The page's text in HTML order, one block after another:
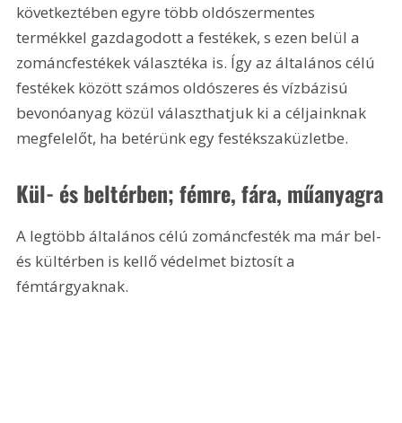
következtében egyre több oldószermentes
termékkel gazdagodott a festékek, s ezen belül a
zománcfestékek választéka is. Így az általános célú
festékek között számos oldószeres és vízbázisú
bevonóanyag közül választhatjuk ki a céljainknak
megfelelőt, ha betérünk egy festékszaküzletbe.
Kül- és beltérben; fémre, fára, műanyagra
A legtöbb általános célú zománcfesték ma már bel-
és kültérben is kellő védelmet biztosít a
fémtárgyaknak.